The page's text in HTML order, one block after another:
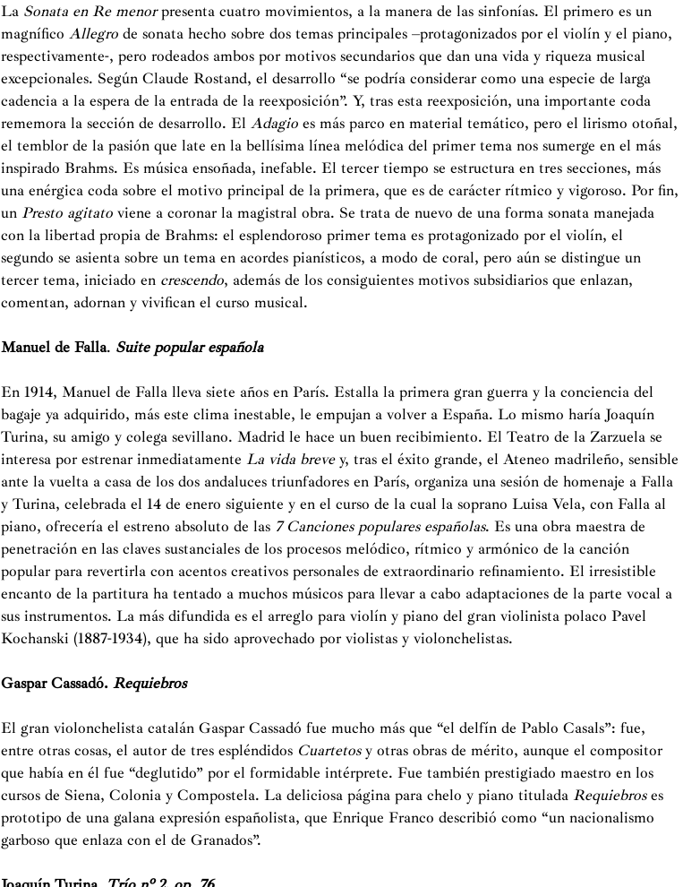
La Sonata en Re menorpresenta cuatro movimientos, a la manera de las sinfonías. El primero es un
magníficoAllegro de sonata hecho sobre dos temas principales –protagonizados por el violín y el piano,
respectivamente-, pero rodeados ambos por motivos secundarios que dan una vida y riqueza musical
excepcionales. Según Claude Rostand, el desarrollo “se podría considerar como una especie de larga
cadencia a la espera de la entrada de la reexposición”. Y, tras esta reexposición, una importante coda
rememora la sección de desarrollo. ElAdagio es más parco en material temático, pero el lirismo otoñal,
el temblor de la pasión que late en la bellísima línea melódica del primer tema nos sumerge en el más
inspirado Brahms. Es música ensoñada, inefable. El tercer tiempo se estructura en tres secciones, más
una enérgica coda sobre el motivo principal de la primera, que es de carácter rítmico y vigoroso. Por fin,
unPresto agitato viene a coronar la magistral obra. Se trata de nuevo de una forma sonata manejada
con la libertad propia de Brahms: el esplendoroso primer tema es protagonizado por el violín, el
segundo se asienta sobre un tema en acordes pianísticos, a modo de coral, pero aún se distingue un
tercer tema, iniciado en crescendo, además de los consiguientes motivos subsidiarios que enlazan,
comentan, adornan y vivifican el curso musical.
Manuel de Falla. Suite popular española
En 1914, Manuel de Falla lleva siete años en París. Estalla la primera gran guerra y la conciencia del
bagaje ya adquirido, más este clima inestable, le empujan a volver a España. Lo mismo haría Joaquín
Turina, su amigo y colega sevillano. Madrid le hace un buen recibimiento. El Teatro de la Zarzuela se
interesa por estrenar inmediatamenteLa vida brevey, tras el éxito grande, el Ateneo madrileño, sensible
ante la vuelta a casa de los dos andaluces triunfadores en París, organiza una sesión de homenaje a Falla
y Turina, celebrada el 14 de enero siguiente y en el curso de la cual la soprano Luisa Vela, con Falla al
piano, ofrecería el estreno absoluto de las 7 Canciones populares españolas. Es una obra maestra de
penetración en las claves sustanciales de los procesos melódico, rítmico y armónico de la canción
popular para revertirla con acentos creativos personales de extraordinario refinamiento. El irresistible
encanto de la partitura ha tentado a muchos músicos para llevar a cabo adaptaciones de la parte vocal a
sus instrumentos. La más difundida es el arreglo para violín y piano del gran violinista polaco Pavel
Kochanski (1887-1934), que ha sido aprovechado por violistas y violonchelistas.
Gaspar Cassadó.Requiebros
El gran violonchelista catalán Gaspar Cassadó fue mucho más que “el delfín de Pablo Casals”: fue,
entre otras cosas, el autor de tres espléndidos Cuartetosy otras obras de mérito, aunque el compositor
que había en él fue “deglutido” por el formidable intérprete. Fue también prestigiado maestro en los
cursos de Siena, Colonia y Compostela. La deliciosa página para chelo y piano tituladaRequiebroses
prototipo de una galana expresión españolista, que Enrique Franco describió como “un nacionalismo
garboso que enlaza con el de Granados”.